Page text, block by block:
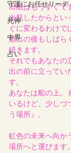
守護にお任せリーデ
死神
中界
占い
出航はもうすぐで
出航したからとい
ぐに変わるわけで
船出の後もしばら
続きます。
それでもあなたの
出の前に立ってい
す。
あなたは船の上。
いるけど、少しづ
う場所』。
虹色の未来へ向か
場所へと運びます。